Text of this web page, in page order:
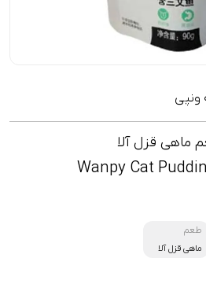
ونپی
ماهی قزل آلا
Wanpy Cat
طعم
ماهی قزل آلا